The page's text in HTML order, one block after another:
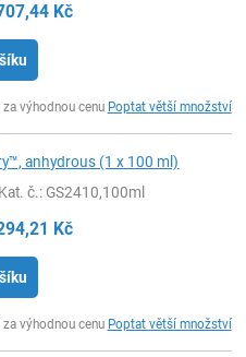
Kč
výhodnou cenu Poptat větší množství
anhydrous (1 x 100 ml)
Kat. č.: GS2410,100ml
Kč
výhodnou cenu Poptat větší množství